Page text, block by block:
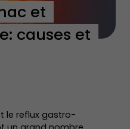
et
causes et
le reflux gastro-